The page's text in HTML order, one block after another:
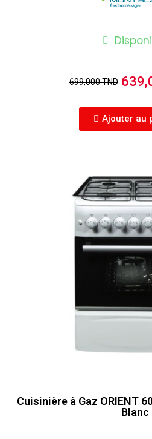
699,000 TND
Ajouter au
Cuisinière à Gaz ORIENT
Blanc